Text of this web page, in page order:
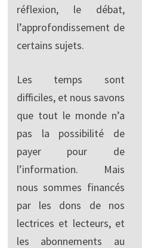
réflexion, le débat,
l’approfondissement de
certains sujets.
Les temps sont
difficiles, et nous savons
que tout le monde n’a
pas la possibilité de
payer pour de
l’information. Mais
nous sommes financés
par les dons de nos
lectrices et lecteurs, et
les abonnements au